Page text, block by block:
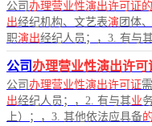
公司 办理营业性演出许可证
出经纪机构、文艺表演 团体、
职演出经纪人员；，3. 有与
公司办理营业性演出许可
公司 办理营业性演出许可证
出经纪人员；，2. 有与其业
上）；，3. 其他依法应具备